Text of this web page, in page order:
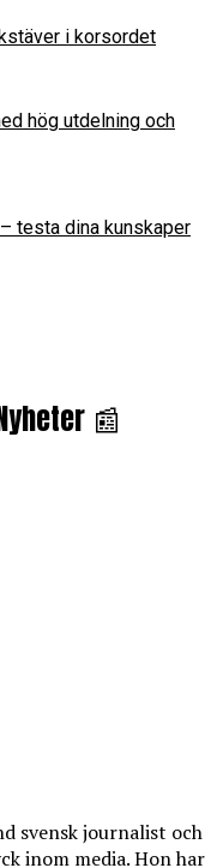
i korsordet
hög utdelning och
testa dina kunskaper
📰
svensk journalist och
inom media. Hon har